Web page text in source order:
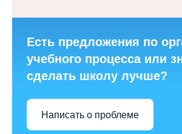
Есть предложения по
учебного процесса или
сделать школу лучше?
Написать о проблеме